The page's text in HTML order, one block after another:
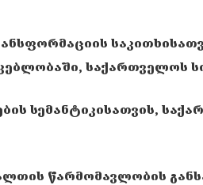
საქართველოს
სემანტიკისათვის,
წარმომავლობის